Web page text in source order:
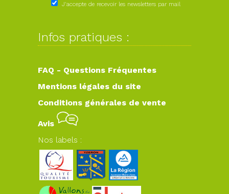
J'accepte de recevoir les newsletters par mail
Infos pratiques :
FAQ - Questions Fréquentes
Mentions légales du site
Conditions générales de vente
Avis
Nos labels :